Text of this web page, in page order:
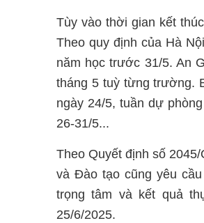
Tùy vào thời gian kết
Theo quy định của Hà
năm học trước 31/5. An
tháng 5 tuỳ từng trường.
ngày 24/5, tuần dự
26-31/5...
Theo Quyết định số
và Đào tạo cũng yêu
trọng tâm và kết quả
25/6/2025.